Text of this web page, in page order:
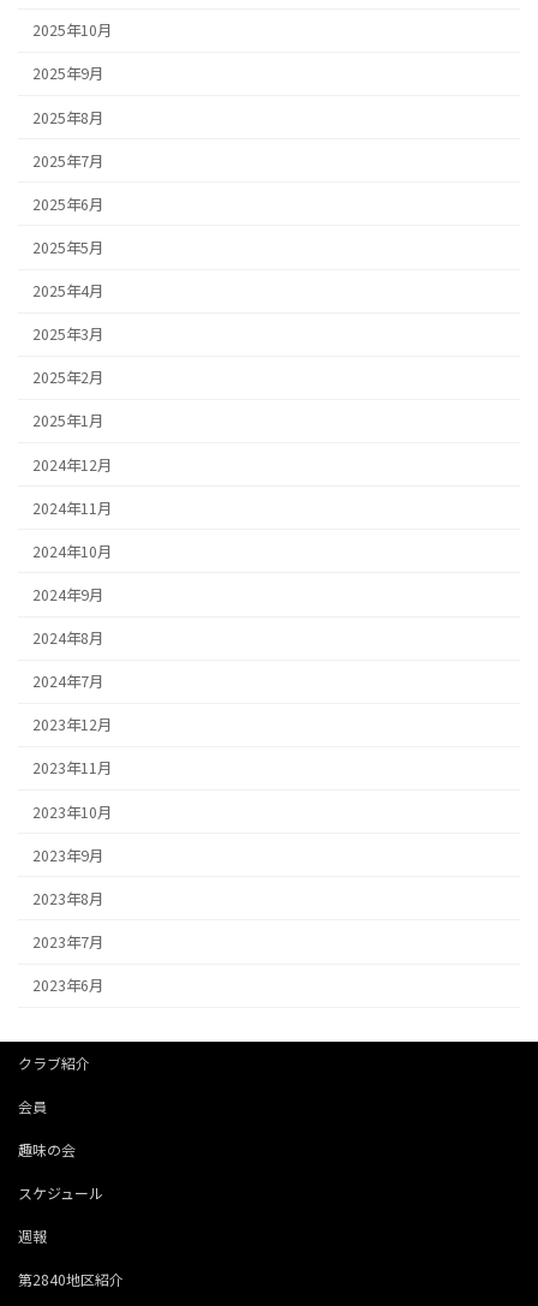
2025年10月
2025年9月
2025年8月
2025年7月
2025年6月
2025年5月
2025年4月
2025年3月
2025年2月
2025年1月
2024年12月
2024年11月
2024年10月
2024年9月
2024年8月
2024年7月
2023年12月
2023年11月
2023年10月
2023年9月
2023年8月
2023年7月
2023年6月
クラブ紹介
会員
趣味の会
スケジュール
週報
第2840地区紹介